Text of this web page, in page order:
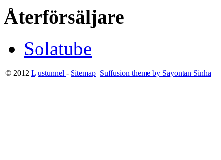
Återförsäljare
Solatube
© 2012 Ljustunnel - Sitemap Suffusion theme by Sayontan Sinha